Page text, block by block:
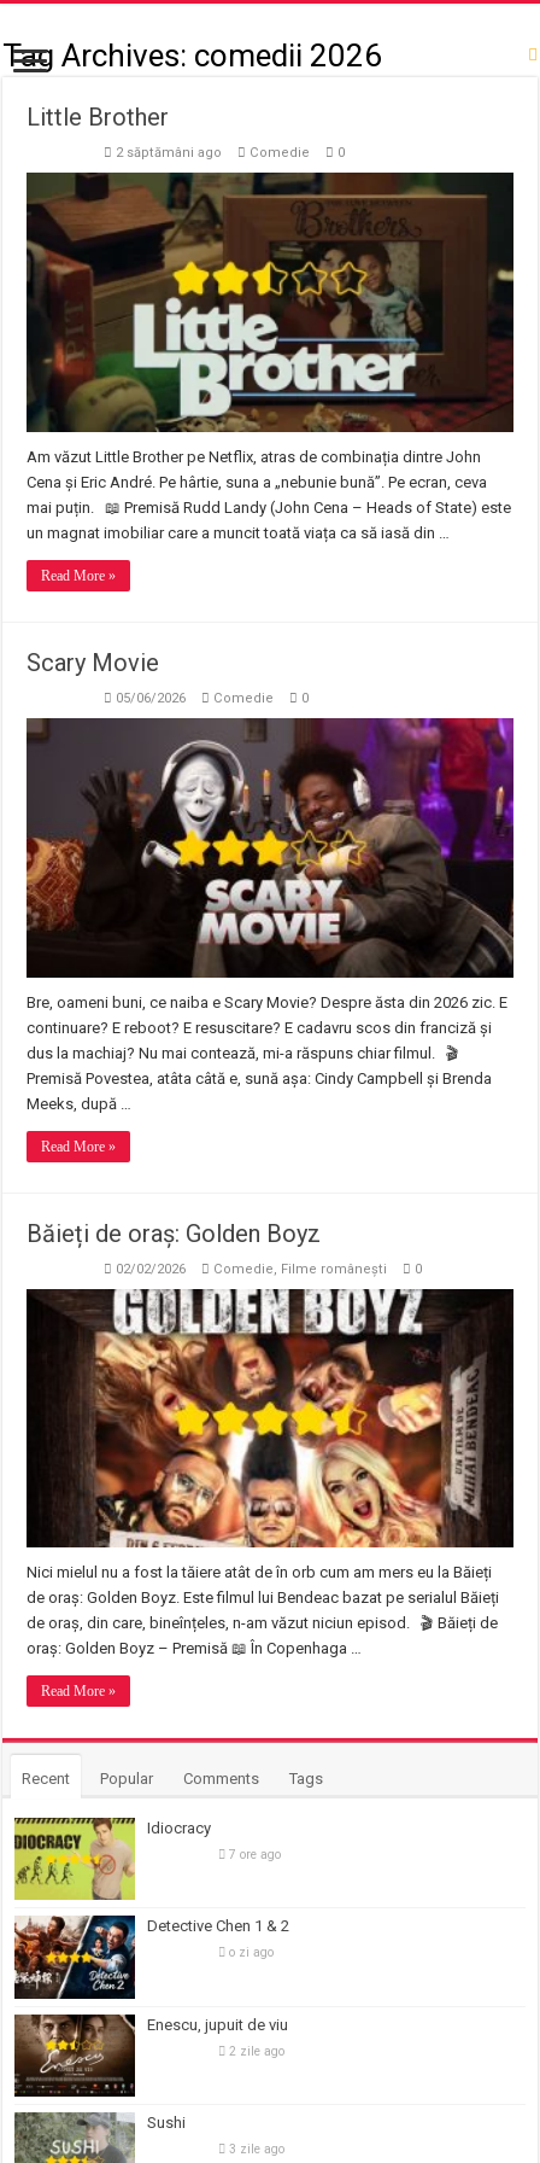
Tag Archives: comedii 2026
Little Brother
2 săptămâni ago Comedie 0
Am văzut Little Brother pe Netflix, atras de combinația dintre John
Cena și Eric André. Pe hârtie, suna a „nebunie bună”. Pe ecran, ceva
mai puțin. 📖 Premisă Rudd Landy (John Cena – Heads of State) este
un magnat imobiliar care a muncit toată viața ca să iasă din …
Read More »
Scary Movie
05/06/2026 Comedie 0
Bre, oameni buni, ce naiba e Scary Movie? Despre ăsta din 2026 zic. E
continuare? E reboot? E resuscitare? E cadavru scos din franciză și
dus la machiaj? Nu mai contează, mi-a răspuns chiar filmul. 🎬
Premisă Povestea, atâta câtă e, sună așa: Cindy Campbell și Brenda
Meeks, după …
Read More »
Băieți de oraș: Golden Boyz
02/02/2026 Comedie Filme românești 0
Nici mielul nu a fost la tăiere atât de în orb cum am mers eu la Băieți
de oraș: Golden Boyz. Este filmul lui Bendeac bazat pe serialul Băieți
de oraș, din care, bineînțeles, n-am văzut niciun episod. 🎬 Băieți de
oraș: Golden Boyz – Premisă 📖 În Copenhaga …
Read More »
Recent Popular Comments Tags
Idiocracy
7 ore ago
Detective Chen 1 & 2
o zi ago
Enescu, jupuit de viu
2 zile ago
Sushi
3 zile ago